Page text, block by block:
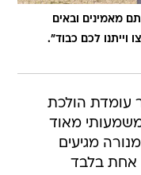
מאמינים ובאים
וייתנו לכם כבוד".
עומדת הולכת
מאוד
מגיעים
אחת בלבד